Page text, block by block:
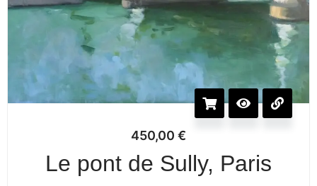
450,00 €
Le pont de Sully, Paris